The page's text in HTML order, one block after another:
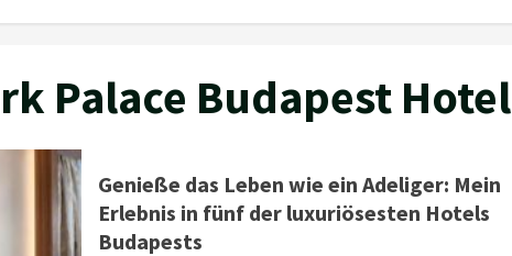
Palace Budapest Hotel
Genieße das Leben wie ein Adeliger: Mein
Erlebnis in fünf der luxuriösesten Hotels
Budapests